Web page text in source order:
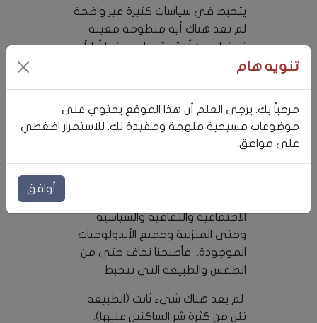
يتخبط في سياسات كثيرة غير واضحة
لم تعد هناك أية منظومة معينة
تستطيعين أن تستنبطي منها أطراً
واضحة لتحكمي بنزاهتها او العكس
ولكن هناك خوفاً وإنذاراً شديدين ربما
يكون أعتى من حرب عالمية ثالثة
اصبح يدخل في جسم العالم البشري
وينذر بتفجيره. ونشعر أننا اقتربنا
الاجتماعية والثقافية والسياسية
وحتى المنزلية وجميع الأيدولوجيات
الموجودة. فأصبحنا نخاف حتى من
الطقس والطبيعة التي تتخبط.
لم يعد هناك شيء ثابت (الطبيعة
تئن من كثرة شر الساكنين عليها).
تنويه هام
مرحباً بكِ. يرجى العلم أن هذا الموقع يحتوي على
موضوعات مسيحية ملهمة ومفيدة لكِ. للاستمرار اضغطي
على موافق.
أوافق